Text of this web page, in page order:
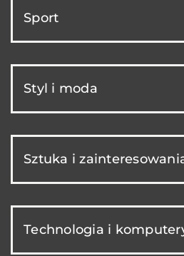
Sport
Styl i moda
Sztuka i
Technologia i